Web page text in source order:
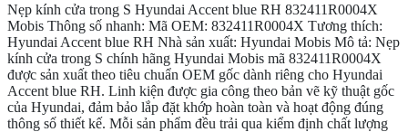
Nẹp kính cửa trong S Hyundai Accent blue RH 832411R0004X
Mobis Thông số nhanh: Mã OEM: 832411R0004X Tương thích:
Hyundai Accent blue RH Nhà sản xuất: Hyundai Mobis Mô tả: Nẹp
kính cửa trong S chính hãng Hyundai Mobis mã 832411R0004X
được sản xuất theo tiêu chuẩn OEM gốc dành riêng cho Hyundai
Accent blue RH. Linh kiện được gia công theo bản vẽ kỹ thuật gốc
của Hyundai, đảm bảo lắp đặt khớp hoàn toàn và hoạt động đúng
thông số thiết kế. Mỗi sản phẩm đều trải qua kiểm định chất lượng